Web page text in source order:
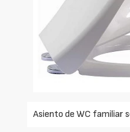
Asiento de WC familiar